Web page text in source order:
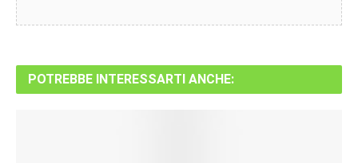
POTREBBE INTERESSARTI ANCHE: